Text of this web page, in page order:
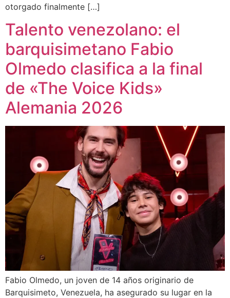
otorgado finalmente […]
Talento venezolano: el
barquisimetano Fabio
Olmedo clasifica a la final
de «The Voice Kids»
Alemania 2026
Fabio Olmedo, un joven de 14 años originario de
Barquisimeto, Venezuela, ha asegurado su lugar en la